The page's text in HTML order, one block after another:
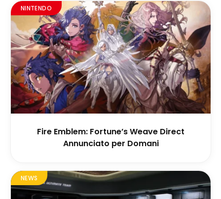
NINTENDO
Fire Emblem: Fortune’s Weave Direct
Annunciato per Domani
NEWS